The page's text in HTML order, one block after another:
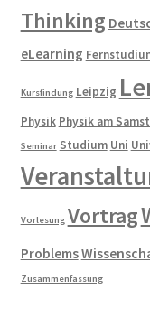
Thinking
eLearning
Kursfindung Leipzig
Physik Physik am
Seminar Studium Uni
Vorlesung Vortrag
Problems
Zusammenfassung